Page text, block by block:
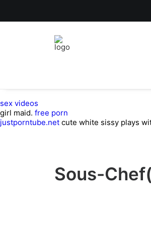
sex videos
girl maid. free porn
justporntube.net cute white sissy plays
Sous-